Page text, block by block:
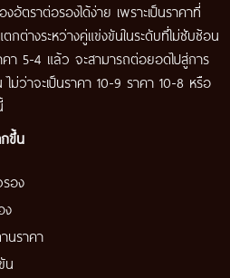
อัตราต่อรองได้ง่าย เพราะเป็นราคาที่
ต่างระหว่างคู่แข่งขันในระดับที่ไม่ซับซ้อน
คา 5-4 แล้ว จะสามารถต่อยอดไปสู่การ
ไม่ว่าจะเป็นราคา 10-9 ราคา 10-8 หรือ
กขึ้น
อง
ง
นราคา
น